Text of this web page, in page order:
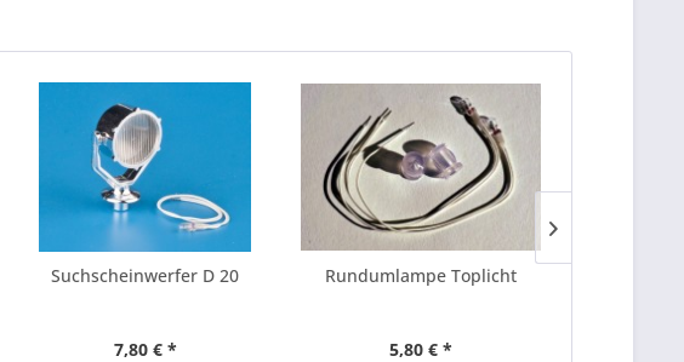
Suchscheinwerfer D 20
7,80 € *
Rundumlampe Toplicht
5,80 € *